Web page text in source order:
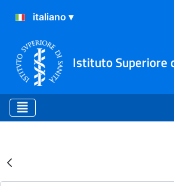
Istituto Superiore
Risultati della